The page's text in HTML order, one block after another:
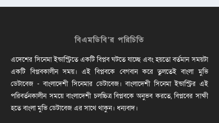
বিএমডিবি’র পরিচিতি
এদেশের সিনেমা ইন্ডাস্ট্রিতে একটি বিপ্লব ঘটতে যাচ্ছে এবং হয়তো বর্তমান সময়টা
একটি বিপ্লবকালীন সময়। এই বিপ্লবকে বেগবান করে তুলতেই বাংলা মুভি
ডেটাবেজ - বাংলাদেশী সিনেমার ডেটাবেজ। বাংলাদেশী সিনেমা ইন্ডাস্ট্রির এই
পরিবর্তনকালীন সময়ে বাংলাদেশী চলচ্চিত্র বিপ্লবকে অনুভব করতে, বিপ্লবের সাক্ষী
হতে বাংলা মুভি ডেটাবেজ এর সাথে থাকুন। ধন্যবাদ।